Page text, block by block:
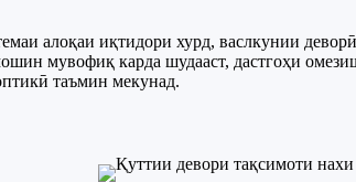
алоқаи иқтидори хурд, васлкунии
мувофиқ карда шудааст, дастгоҳи
таъмин мекунад.